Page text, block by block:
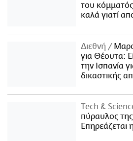
του
καλά γιατί
Διεθνή
για Θέουτα:
την Ισπανία
δικαστικής
Τech &
πύραυλος
Επηρεάζεται